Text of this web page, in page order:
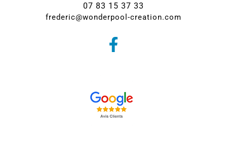
07 83 15 37 33
frederic@wonderpool-creation.com